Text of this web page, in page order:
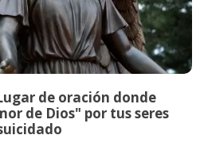
de oración donde
de Dios" por tus seres